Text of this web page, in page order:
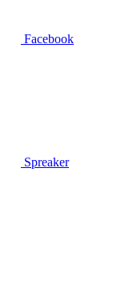
Facebook
Spreaker